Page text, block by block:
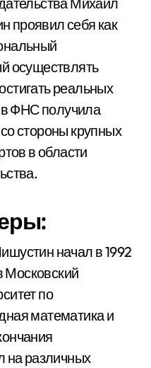
проявил себя как
осуществлять
реальных
в ФНС получила
стороны крупных
в области
начал в 1992
Московский
по
математика и
на различных